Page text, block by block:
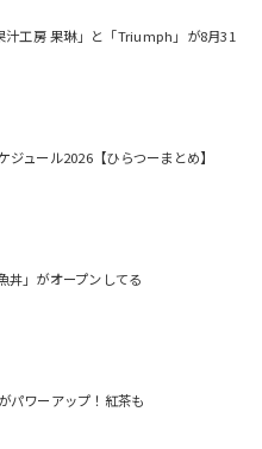
汁工房 果琳」と「Triumph」が8月31
ジュール2026【ひらつーまとめ】
丼」がオープンしてる
パワーアップ！紅茶も